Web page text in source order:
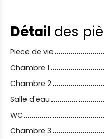
Détail des
Piece de vie
Chambre 1
Chambre 2
Salle d'eau
WC
Chambre 3